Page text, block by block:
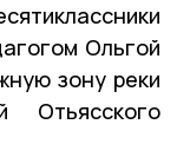
Ольгой
зону реки